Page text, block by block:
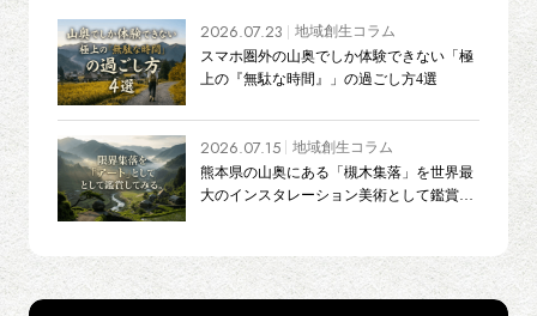
2026.07.23
地域創生コラム
スマホ圏外の山奥でしか体験できない「極
上の『無駄な時間』」の過ごし方4選
2026.07.15
地域創生コラム
熊本県の山奥にある「槻木集落」を世界最
大のインスタレーション美術として鑑賞し